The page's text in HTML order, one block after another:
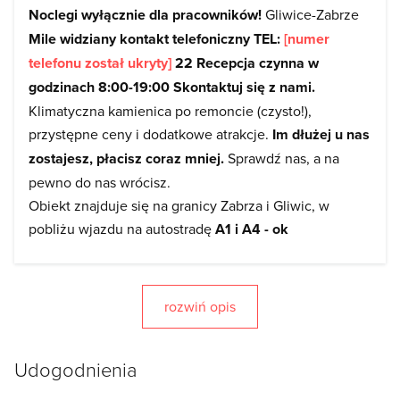
Noclegi wyłącznie dla pracowników!Gliwice-Zabrze
Mile widziany kontakt telefoniczny TEL:[numer
telefonu został ukryty]22 Recepcja czynna w
godzinach 8:00-19:00 Skontaktuj się z nami.
Klimatyczna kamienica po remoncie (czysto!),
przystępne ceny i dodatkowe atrakcje. Im dłużej u nas
zostajesz, płacisz coraz mniej.Sprawdź nas, a na
pewno do nas wrócisz.
Obiekt znajduje się na granicy Zabrza i Gliwic, w
pobliżu wjazdu na autostradęA1 i A4 - ok
Zapewniamy rodzinną atmosferę, komfort i spokój
skutecznie dotrzeć do wielu miejscowości położonych
rozwiń opis
Udogodnienia